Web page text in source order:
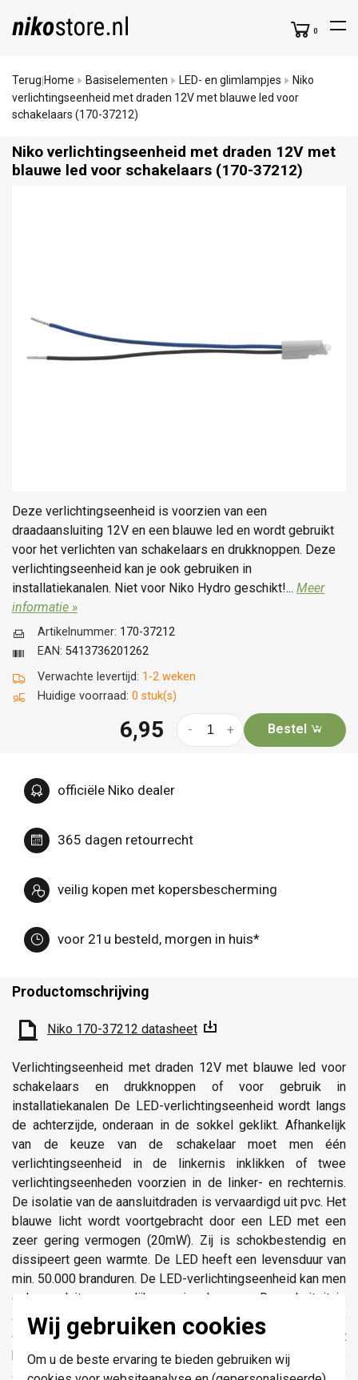
Wij gebruiken cookies
Om u de beste ervaring te bieden gebruiken wij
0
Terug Home Basiselementen LED- en glimlampjes
Niko
verlichtingseenheid met draden 12V met blauwe led voor
schakelaars (170-37212)
Niko verlichtingseenheid met draden 12V met
blauwe led voor schakelaars (170-37212)
Deze verlichtingseenheid is voorzien van een
draadaansluiting 12V en een blauwe led en wordt gebruikt
voor het verlichten van schakelaars en drukknoppen. Deze
verlichtingseenheid kan je ook gebruiken in
installatiekanalen. Niet voor Niko Hydro geschikt!... Meer
informatie »
Verwachte levertijd: 1-2 weken
Huidige voorraad: 0 stuk(s)
Artikelnummer: 170-37212
EAN: 5413736201262
6,95 +
- Bestel
officiële Niko dealer
365 dagen retourrecht
veilig kopen met kopersbescherming
voor 21u besteld, morgen in huis*
Productomschrijving
Niko 170-37212 datasheet
Verlichtingseenheid met draden 12V met blauwe led voor
schakelaars en drukknoppen of voor gebruik in
installatiekanalen De LED-verlichtingseenheid wordt langs
de achterzijde, onderaan in de sokkel geklikt. Afhankelijk
van de keuze van de schakelaar moet men één
verlichtingseenheid in de linkernis inklikken of twee
verlichtingseenheden voorzien in de linker- en rechternis.
De isolatie van de aansluitdraden is vervaardigd uit pvc. Het
blauwe licht wordt voortgebracht door een LED met een
zeer gering vermogen (20mW). Zij is schokbestendig en
dissipeert geen warmte. De LED heeft een levensduur van
min. 50.000 branduren. De LED-verlichtingseenheid kan men
ook aansluiten op gelijkspanningsbronnen. De polariteit is
als volgt: de zwarte draad is de -klem, de witte draad is de
+klem. Bij gelijkspanning zal de LED meer lichtintensiteit
hebben dan bij wisselspanning. Draadsectie van de
aansluitdraden: 0,5mm².Voor het aansluiten van de